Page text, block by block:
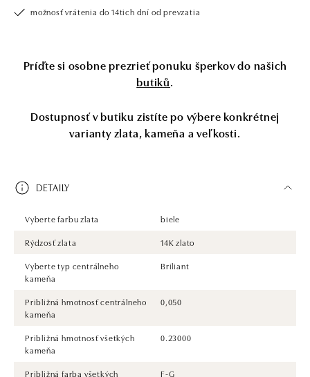
možnosť vrátenia do 14tich dní od prevzatia
Príďte si osobne prezrieť ponuku šperkov do našich
butiků.
Dostupnosť v butiku zistíte po výbere konkrétnej
varianty zlata, kameňa a veľkosti.
DETAILY
Vyberte farbu zlata
biele
Rýdzosť zlata
14K zlato
Vyberte typ centrálneho
kameňa
Briliant
Približná hmotnosť centrálneho
kameňa
0,050
Približná hmotnosť všetkých
kameňa
0.23000
Približná farba všetkých
F-G